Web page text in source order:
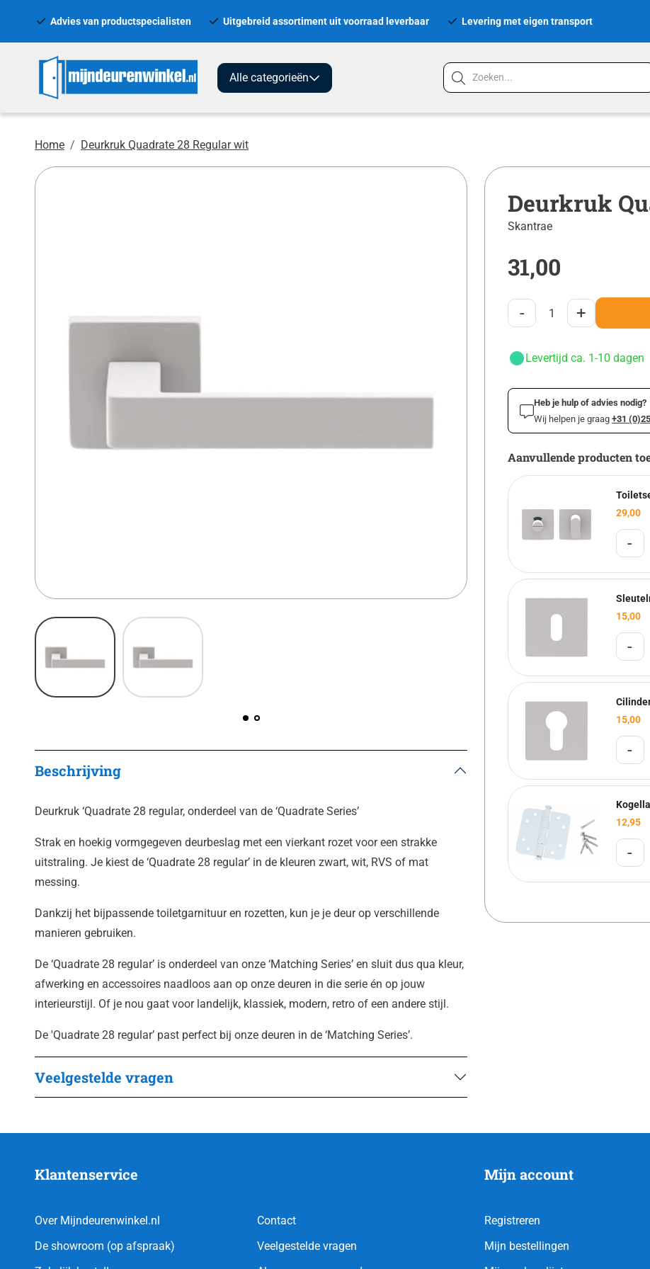
Advies van productspecialisten Uitgebreid assortiment uit voorraad leverbaar Levering met eigen transport
Alle categorieën
Home Deurkruk Quadrate 28 Regular wit
Beschrijving
Deurkruk ‘Quadrate 28 regular, onderdeel van de ‘Quadrate Series’
Strak en hoekig vormgegeven deurbeslag met een vierkant rozet voor een strakke
uitstraling. Je kiest de ‘Quadrate 28 regular’ in de kleuren zwart, wit, RVS of mat
messing.
Dankzij het bijpassende toiletgarnituur en rozetten, kun je je deur op verschillende
manieren gebruiken.
De ‘Quadrate 28 regular’ is onderdeel van onze ‘Matching Series’ en sluit dus qua kleur,
afwerking en accessoires naadloos aan op onze deuren in die serie én op jouw
interieurstijl. Of je nou gaat voor landelijk, klassiek, modern, retro of een andere stijl.
De 'Quadrate 28 regular’ past perfect bij onze deuren in de ‘Matching Series’.
Veelgestelde vragen
Deurkruk
Skantrae
31,00
- +
Levertijd ca. 1-10 dagen
Heb je hulp of advies nodig?
Wij helpen je graag +31
Aanvullende producten
29,00
-
15,00
-
15,00
-
12,95
-
Klantenservice
Over Mijndeurenwinkel.nl
De showroom (op afspraak)
Contact
Veelgestelde vragen
Mijn account
Registreren
Mijn bestellingen